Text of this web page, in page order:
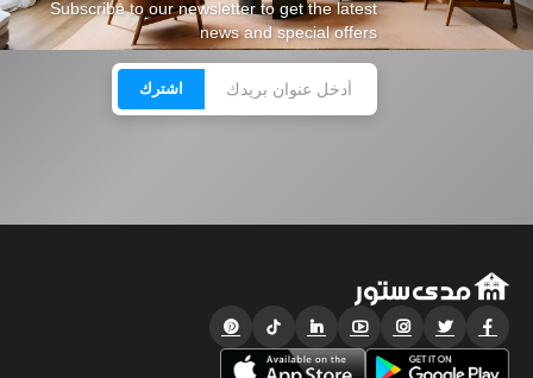
Subscribe to our newsletter to get the latest
news and special offers
اشترك